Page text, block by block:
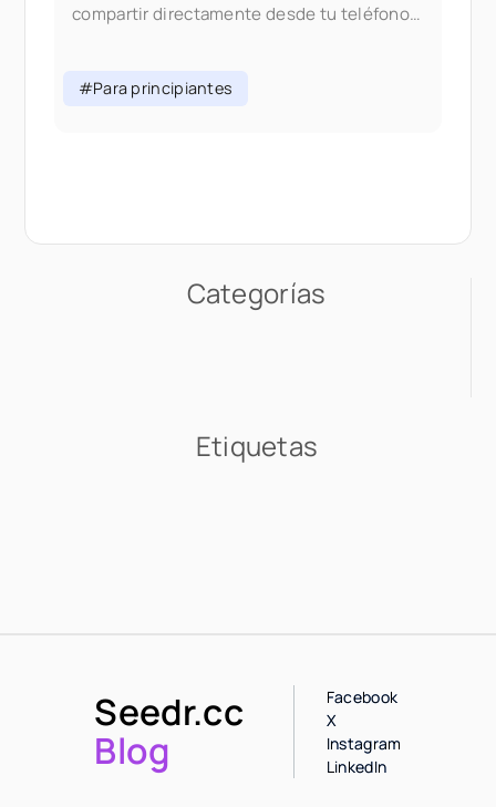
compartir directamente desde tu teléfono,
cambiamos el flujo de añadir: En la V1,
#Para principiantes
Categorías
Etiquetas
Seedr.cc
Blog
Facebook
X
Instagram
LinkedIn